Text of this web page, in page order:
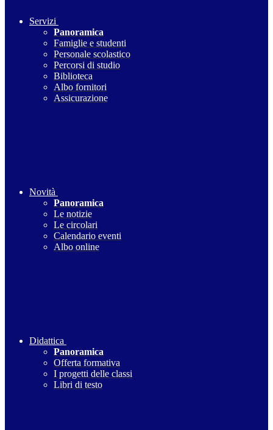
Servizi
Panoramica
Famiglie e studenti
Personale scolastico
Percorsi di studio
Biblioteca
Albo fornitori
Assicurazione
Novità
Panoramica
Le notizie
Le circolari
Calendario eventi
Albo online
Didattica
Panoramica
Offerta formativa
I progetti delle classi
Libri di testo